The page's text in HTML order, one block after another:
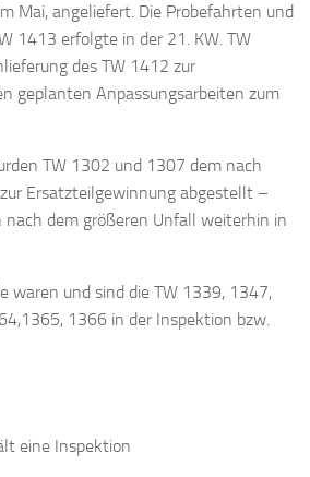
Mai, angeliefert. Die Probefahrten und
1413 erfolgte in der 21. KW. TW
des TW 1412 zur
geplanten Anpassungsarbeiten zum
TW 1302 und 1307 dem nach
Ersatzteilgewinnung abgestellt –
dem größeren Unfall weiterhin in
waren und sind die TW 1339, 1347,
1366 in der Inspektion bzw.
eine Inspektion